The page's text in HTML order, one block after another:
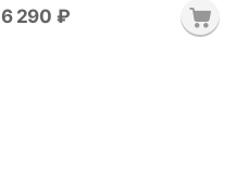
6 290 ₽